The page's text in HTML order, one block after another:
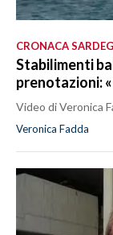
CRONACA
Stabilimenti
prenotazioni:
Video di Veronica
Veronica Fadda